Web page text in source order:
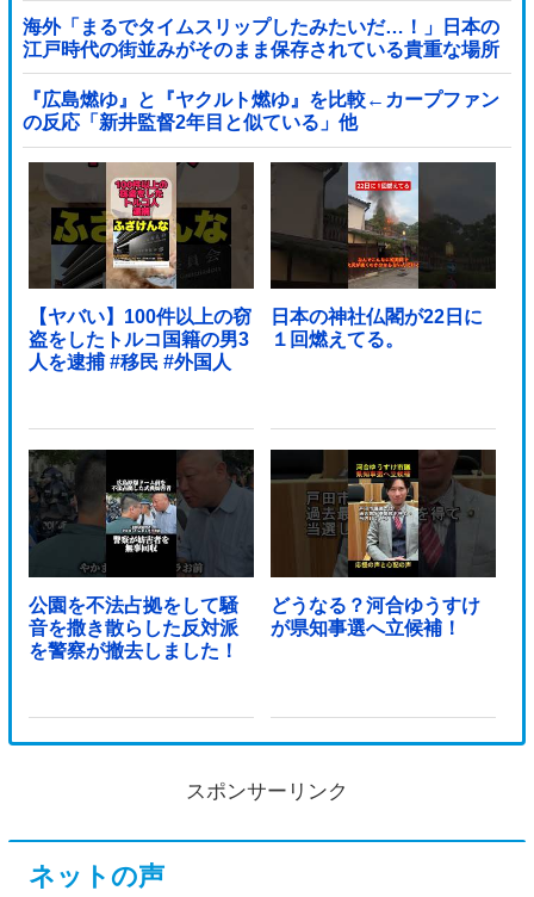
海外「まるでタイムスリップしたみたいだ…！」日本の
江戸時代の街並みがそのまま保存されている貴重な場所
とは・・・？【海外の反応】
『広島燃ゆ』と『ヤクルト燃ゆ』を比較←カープファン
の反応「新井監督2年目と似ている」他
【ヤバい】100件以上の窃
盗をしたトルコ国籍の男3
人を逮捕 #移民 #外国人
日本の神社仏閣が22日に
１回燃えてる。
公園を不法占拠をして騒
音を撒き散らした反対派
を警察が撤去しました！
どうなる？河合ゆうすけ
が県知事選へ立候補！
スポンサーリンク
ネットの声